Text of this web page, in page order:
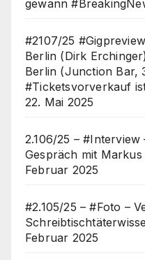
gewann
#2107/25
Berlin (Dirk
Berlin (Junction Bar,
#Ticketsvorverkauf
22. Mai 2025
2.106/25 – #Interview
Gespräch mit
Februar 2025
#2.105/25 – #Foto –
Februar 2025